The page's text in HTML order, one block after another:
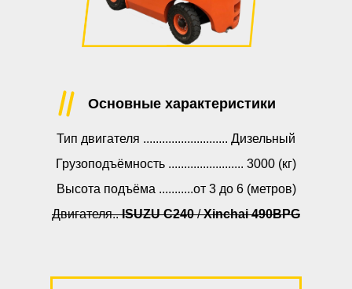
Основные характеристики
Тип двигателя ........................... Дизельный
Грузоподъёмность ........................ 3000 (кг)
Высота подъёма ...........от 3 до 6 (метров)
Двигателя..ISUZU C240/Xinchai 490BPG